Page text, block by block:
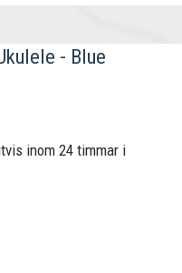
- Blue
inom 24 timmar i